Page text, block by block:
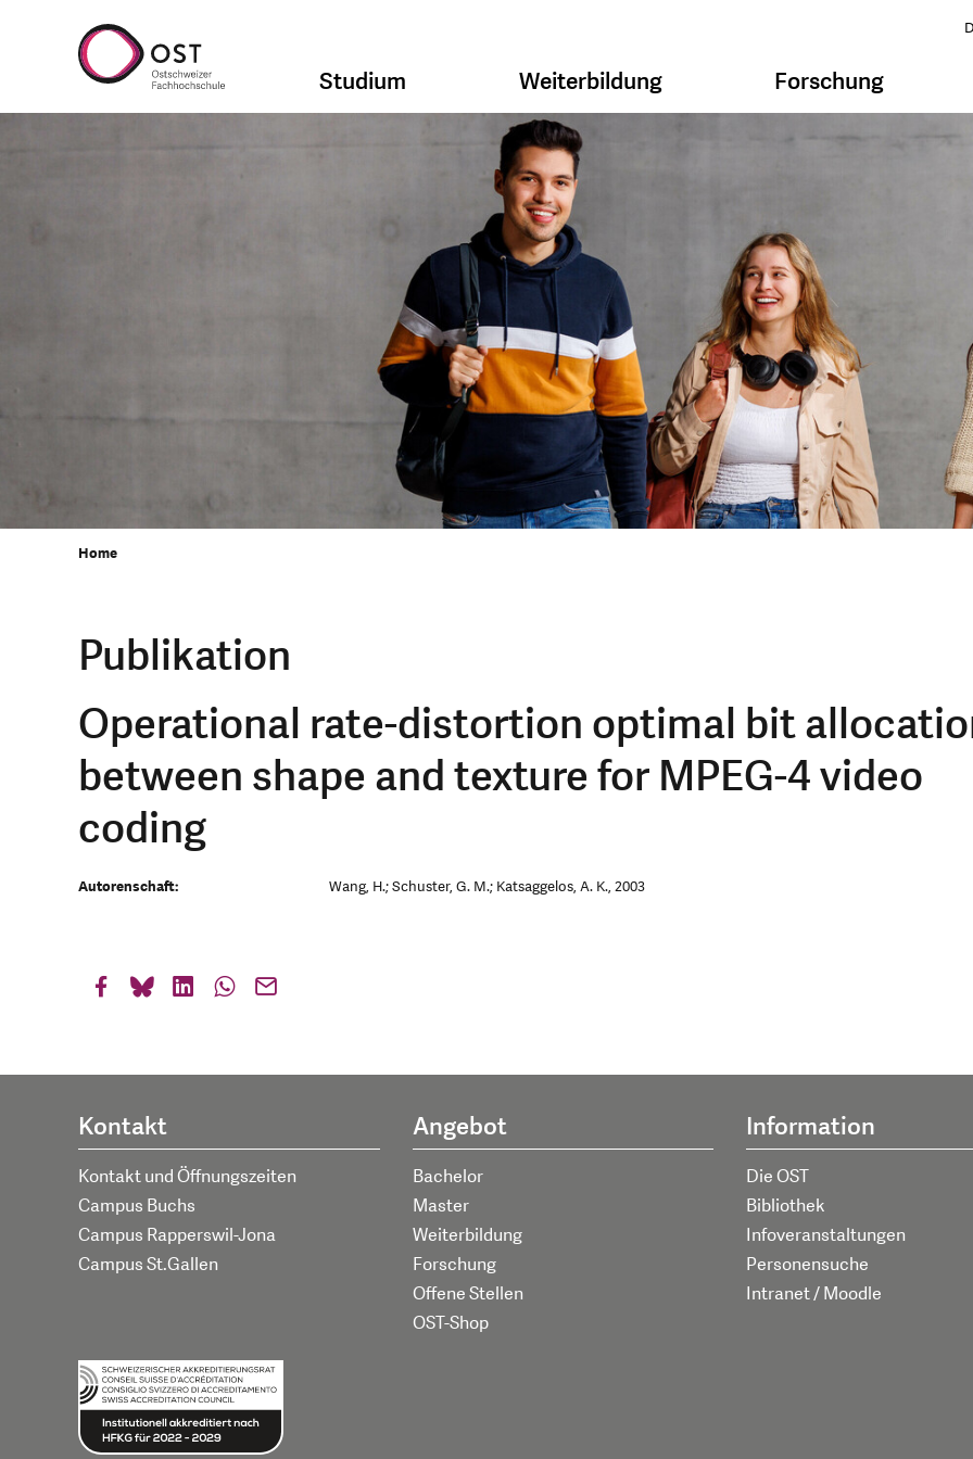
Studium Weiterbildung Forschung
Home
Publikation
Operational rate-distortion optimal bit
between shape and texture for MPEG-4 video
coding
Autorenschaft: Wang, H.; Schuster, G. M.; Katsaggelos, A. K., 2003
Kontakt
Kontakt und Öffnungszeiten
Campus Buchs
Campus Rapperswil-Jona
Campus St.Gallen
Angebot
Bachelor
Master
Weiterbildung
Forschung
Offene Stellen
OST-Shop
Information
Die OST
Bibliothek
Infoveranstaltungen
Personensuche
Intranet / Moodle